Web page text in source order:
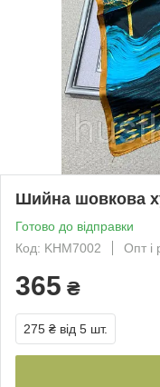
Шийна шовкова
Готово до відправки
Код: KHM7002
Опт і
365 ₴
275 ₴ від 5 шт.